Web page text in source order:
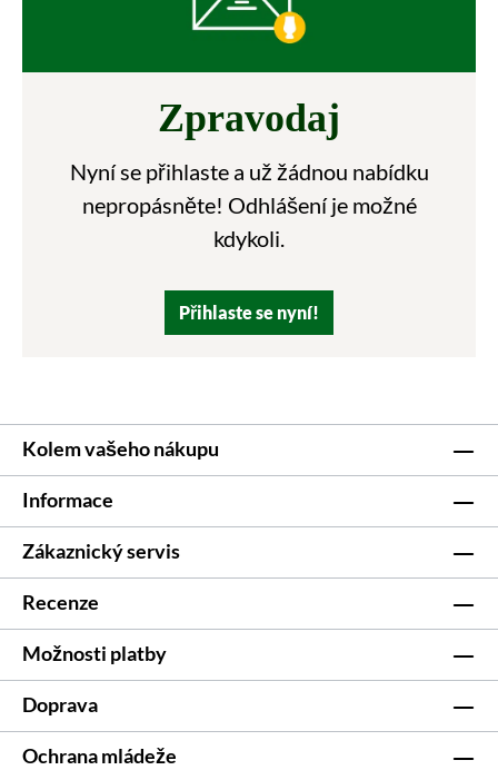
Zpravodaj
Nyní se přihlaste a už žádnou nabídku
nepropásněte! Odhlášení je možné
kdykoli.
Přihlaste se nyní!
Kolem vašeho nákupu
Informace
Zákaznický servis
Recenze
Možnosti platby
Doprava
Ochrana mládeže